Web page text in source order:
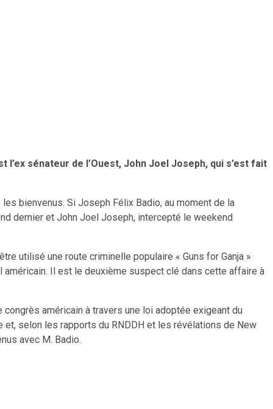
sénateur de l’Ouest, John Joel Joseph, qui s’est fait
bienvenus. Si Joseph Félix Badio, au moment de la
dernier et John Joel Joseph, intercepté le weekend
utilisé une route criminelle populaire « Guns for Ganja »
américain. Il est le deuxième suspect clé dans cette affaire à
américain à travers une loi adoptée exigeant du
et, selon les rapports du RNDDH et les révélations de New
avec M. Badio.